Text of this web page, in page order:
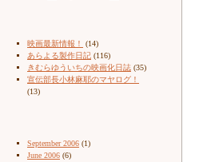
映画最新情報！
(14)
あらよる製作日記 (116)
きむらゆういちの映画化日誌 (35)
宣伝部長小林麻耶のマヤログ！
(13)
September 2006 (1)
June 2006 (6)